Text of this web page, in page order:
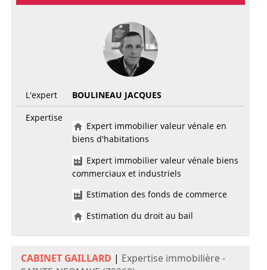
L'expert
BOULINEAU JACQUES
Expertise
Expert immobilier valeur vénale en
biens d'habitations
Expert immobilier valeur vénale biens
commerciaux et industriels
Estimation des fonds de commerce
Estimation du droit au bail
CABINET GAILLARD | Expertise immobilière -